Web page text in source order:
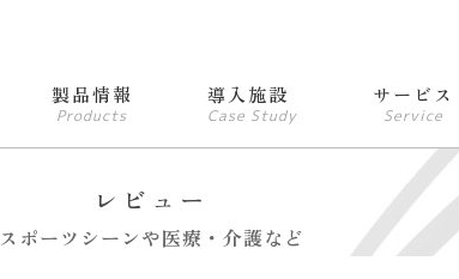
製品情報
Products
導入施設
Case Study
サービス
Service
レビュー
スポーツシーンや医療・介護など